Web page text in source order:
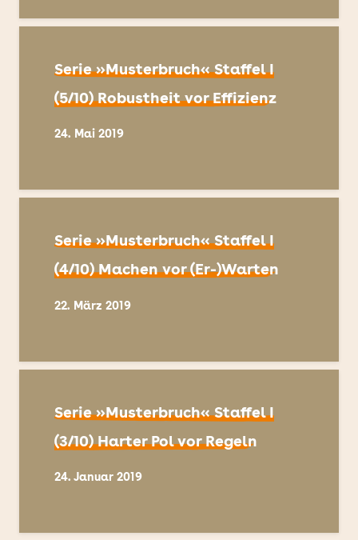
Serie »Musterbruch« Staffel I
(5/10) Robustheit vor Effizienz
24. Mai 2019
Serie »Musterbruch« Staffel I
(4/10) Machen vor (Er-)Warten
22. März 2019
Serie »Musterbruch« Staffel I
(3/10) Harter Pol vor Regeln
24. Januar 2019